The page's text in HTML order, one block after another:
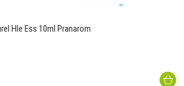
Hle Ess 10ml Pranarom